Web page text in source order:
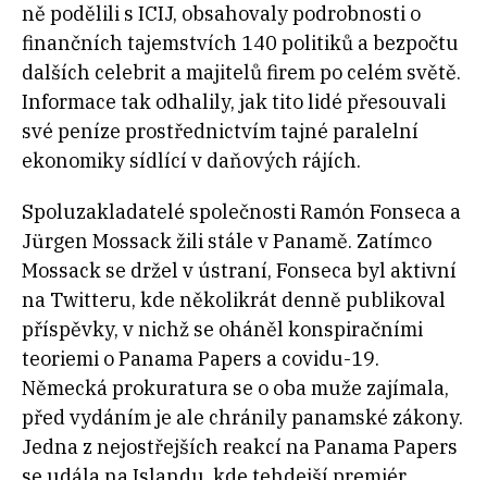
ně podělili s ICIJ, obsahovaly podrobnosti o
finančních tajemstvích 140 politiků a bezpočtu
dalších celebrit a majitelů firem po celém světě.
Informace tak odhalily, jak tito lidé přesouvali
své peníze prostřednictvím tajné paralelní
ekonomiky sídlící v daňových rájích.
Spoluzakladatelé společnosti Ramón Fonseca a
Jürgen Mossack žili stále v Panamě. Zatímco
Mossack se držel v ústraní, Fonseca byl aktivní
na Twitteru, kde několikrát denně publikoval
příspěvky, v nichž se oháněl konspiračními
teoriemi o Panama Papers a covidu-19.
Německá prokuratura se o oba muže zajímala,
před vydáním je ale chránily panamské zákony.
Jedna z nejostřejších reakcí na Panama Papers